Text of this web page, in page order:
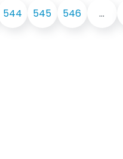
544 545 546 ...